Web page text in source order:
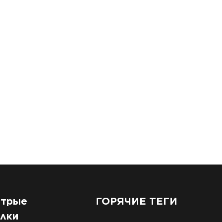
ГОРЯЧИЕ ТЕГИ